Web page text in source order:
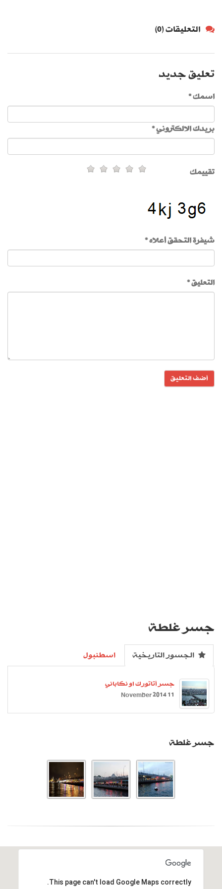
التعليقات (0)
تعليق جديد
اسمك *
بريدك الالكتروني *
تقييمك
شيفرة التحقق أعلاه *
التعليق *
جسر غلطة
الجسور التاريخية اسطنبول
جسر أتاتورك او نكاباني
11 November 2014
جسر غلطة
This page can't load Google Maps correctly.